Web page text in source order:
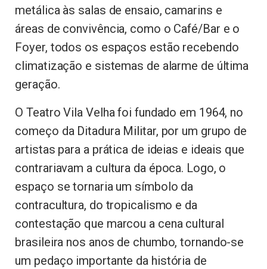
metálica às salas de ensaio, camarins e
áreas de convivência, como o Café/Bar e o
Foyer, todos os espaços estão recebendo
climatização e sistemas de alarme de última
geração.
O Teatro Vila Velha foi fundado em 1964, no
começo da Ditadura Militar, por um grupo de
artistas para a prática de ideias e ideais que
contrariavam a cultura da época. Logo, o
espaço se tornaria um símbolo da
contracultura, do tropicalismo e da
contestação que marcou a cena cultural
brasileira nos anos de chumbo, tornando-se
um pedaço importante da história de